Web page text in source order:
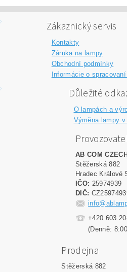
Zákaznický servis
Kontakty
Záruka na lampy
Obchodní podmínky
Informácie o
Důležité
O lampách a
Výměna lampy v
AB COM
Stěžerská 882
Hradec Králové
IČO: 25974939
DIČ:
+420 603
(Denně:
Prodejna
Stěžerská 882